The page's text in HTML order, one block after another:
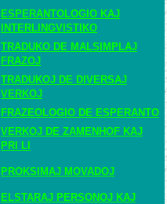
ESPERANTOLOGIO KAJ
INTERLINGVISTIKO
TRADUKO DE MALSIMPLAJ
FRAZOJ
TRADUKOJ DE DIVERSAJ
VERKOJ
FRAZEOLOGIO DE ESPERANTO
VERKOJ DE ZAMENHOF KAJ
PRI LI
PROKSIMAJ MOVADOJ
ELSTARAJ PERSONOJ KAJ